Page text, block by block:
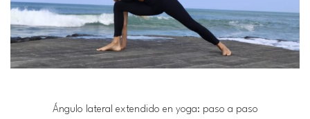
Ángulo lateral extendido en yoga: paso a paso